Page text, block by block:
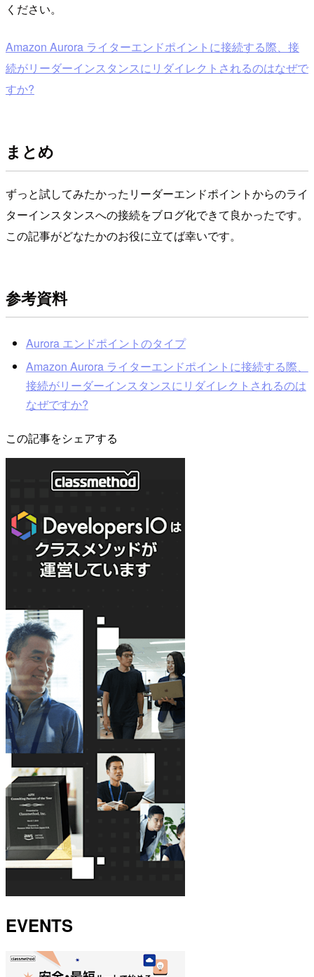
ください。
Amazon Aurora ライターエンドポイントに接続する際、接
続がリーダーインスタンスにリダイレクトされるのはなぜで
すか?
まとめ
ずっと試してみたかったリーダーエンドポイントからのライ
ターインスタンスへの接続をブログ化できて良かったです。
この記事がどなたかのお役に立てば幸いです。
参考資料
Aurora エンドポイントのタイプ
Amazon Aurora ライターエンドポイントに接続する際、
接続がリーダーインスタンスにリダイレクトされるのは
なぜですか?
この記事をシェアする
EVENTS